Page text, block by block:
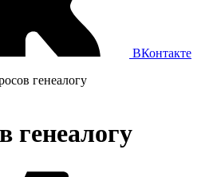
ВКонтакте
генеалогу
генеалогу